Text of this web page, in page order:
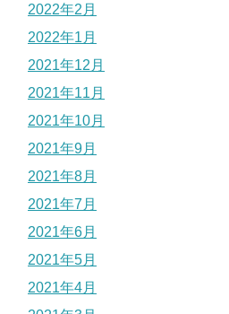
2022年2月
2022年1月
2021年12月
2021年11月
2021年10月
2021年9月
2021年8月
2021年7月
2021年6月
2021年5月
2021年4月